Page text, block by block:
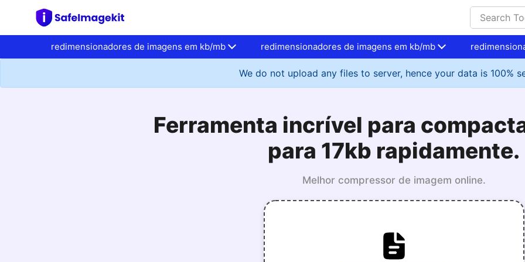
redimensionadores de imagens em kb/mb redimensionadores de imagens em kb/mb
We do not upload any files to server, hence your data is 100%
Ferramenta incrível para
para 17kb rapidamente.
Melhor compressor de imagem online.